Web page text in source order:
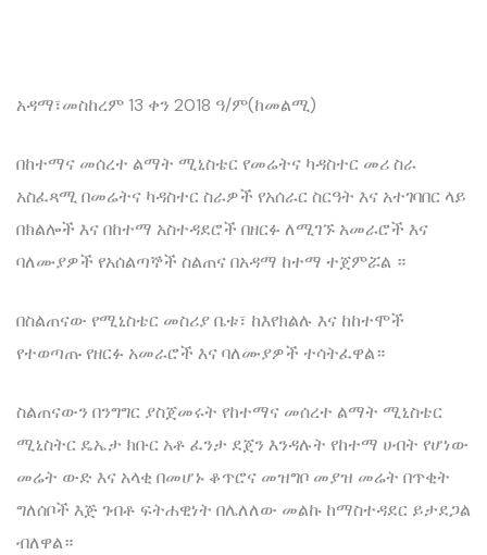
አዳማ፣መስከረም 13 ቀን 2018 ዓ/ም(ከመልሚ)
በከተማና መሰረተ ልማት ሚኒስቴር የመሬትና ካዳስተር መሪ ስራ
አስፈጻሚ በመሬትና ካዳስተር ስራዎች የአሰራር ስርዓት እና አተገባበር ላይ
በክልሎች እና በከተማ አስተዳደሮች በዘርፉ ለሚገኙ አመራሮች እና
ባለሙያዎች የአሰልጣኞች ስልጠና በአዳማ ከተማ ተጀምሯል ።
በስልጠናው የሚኒስቴር መስሪያ ቤቱ፣ ከእየክልሉ እና ከከተሞች
የተወጣጡ የዘርፉ አመራሮች እና ባለሙያዎች ተሳትፈዋል።
ስልጠናውን በንግግር ያስጀመሩት የከተማና መሰረተ ልማት ሚኒስቴር
ሚኒስትር ዴኤታ ክቡር አቶ ፈንታ ደጀን እንዳሉት የከተማ ሀብት የሆነው
መሬት ውድ እና አላቂ በመሆኑ ቆጥሮና መዝግቦ መያዝ መሬት በጥቂት
ግለሰቦች እጅ ገብቶ ፍትሐዊነት በሌለለው መልኩ ከማስተዳደር ይታደጋል
ብለዋል።